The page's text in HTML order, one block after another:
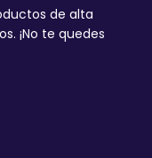
de alta
¡No te quedes